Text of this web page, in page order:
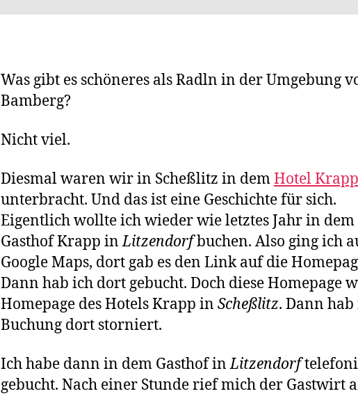
Was gibt es schöneres als Radln in der Umgebung
Bamberg?
Nicht viel.
Diesmal waren wir in Scheßlitz in demHotel Krapp
unterbracht. Und das ist eine Geschichte für sich.
Eigentlich wollte ich wieder wie letztes Jahr in dem
Gasthof Krapp inLitzendorfbuchen. Also ging ich
Google Maps, dort gab es den Link auf die
Dann hab ich dort gebucht. Doch diese Homepage
Homepage des Hotels Krapp in Scheßlitz. Dann
Buchung dort storniert.
Ich habe dann in dem Gasthof inLitzendorf
gebucht. Nach einer Stunde rief mich der Gastwirt